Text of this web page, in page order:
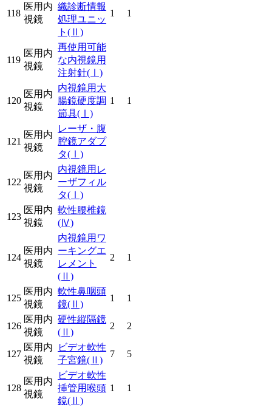
118
医用内
視鏡
織診断情報
処理ユニッ
ト (Ⅱ)
1 1
119
医用内
視鏡
再使用可能
な内視鏡用
注射針(Ⅰ)
120
医用内
視鏡
内視鏡用大
腸鏡硬度調
節具(Ⅰ)
1 1
121
医用内
視鏡
レーザ・腹
腔鏡アダプ
タ(Ⅰ)
122
医用内
視鏡
内視鏡用レ
ーザフィル
タ(Ⅰ)
123
医用内
視鏡
軟性腰椎鏡
(Ⅳ)
124
医用内
視鏡
内視鏡用ワ
ーキングエ
レメント
(Ⅱ)
2 1
125
医用内
視鏡
軟性鼻咽頭
鏡(Ⅱ)
1 1
126
医用内
視鏡
硬性縦隔鏡
(Ⅱ)
2 2
127
医用内
視鏡
ビデオ軟性
子宮鏡(Ⅱ)
7 5
128
医用内
視鏡
ビデオ軟性
挿管用喉頭
鏡(Ⅱ)
1 1